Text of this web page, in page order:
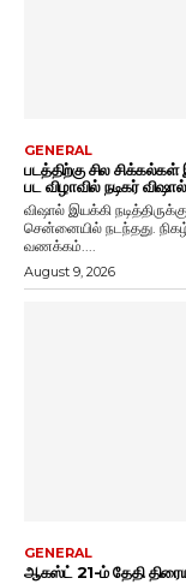
GENERAL
படத்திற்கு சில
பட விழாவில் நடிகர் விஷால்
விஷால் இயக்கி
சென்னையில் நடந்தது. நிகழ்வில் நடிகர் விஷால் பேசியதாவது, "அனைவருக்கும்
வணக்கம்....
August 9, 2026
GENERAL
ஆகஸ்ட் 21-ம் தேதி